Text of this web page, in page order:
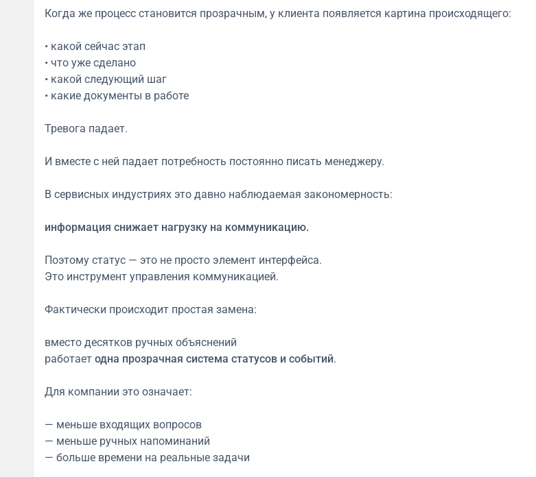
Когда же процесс становится прозрачным, у клиента появляется картина происходящего:
• какой сейчас этап
• что уже сделано
• какой следующий шаг
• какие документы в работе
Тревога падает.
И вместе с ней падает потребность постоянно писать менеджеру.
В сервисных индустриях это давно наблюдаемая закономерность:
информация снижает нагрузку на коммуникацию.
Поэтому статус — это не просто элемент интерфейса.
Это инструмент управления коммуникацией.
Фактически происходит простая замена:
вместо десятков ручных объяснений
работает одна прозрачная система статусов и событий.
Для компании это означает:
— меньше входящих вопросов
— меньше ручных напоминаний
— больше времени на реальные задачи